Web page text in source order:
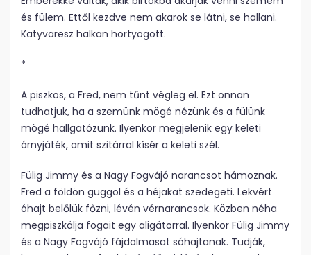
és fülem. Ettől kezdve nem akarok se látni, se hallani.
Katyvaresz halkan hortyogott.
*
A piszkos, a Fred, nem tűnt végleg el. Ezt onnan
tudhatjuk, ha a szemünk mögé nézünk és a fülünk
mögé hallgatózunk. Ilyenkor megjelenik egy keleti
árnyjáték, amit szitárral kísér a keleti szél.
Fülig Jimmy és a Nagy Fogvájó narancsot hámoznak.
Fred a földön guggol és a héjakat szedegeti. Lekvért
óhajt belőlük főzni, lévén vérnarancsok. Közben néha
megpiszkálja fogait egy aligátorral. Ilyenkor Fülig Jimmy
és a Nagy Fogvájó fájdalmasat sóhajtanak. Tudják,